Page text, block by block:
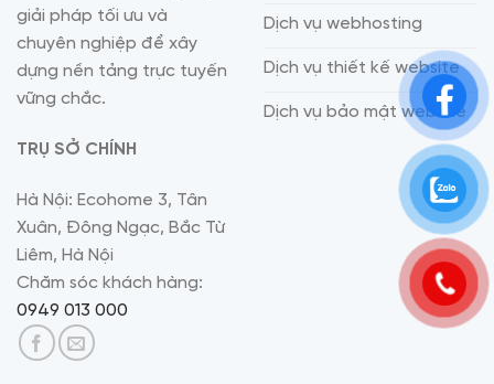
giải pháp tối ưu và
chuyên nghiệp để xây
dựng nền tảng trực tuyến
vững chắc.
TRỤ SỞ CHÍNH
Hà Nội: Ecohome 3, Tân
Xuân, Đông Ngạc, Bắc Từ
Liêm, Hà Nội
Chăm sóc khách hàng:
0949 013 000
Dịch vụ webhosting
Dịch vụ thiết kế website
Dịch vụ bảo mật website